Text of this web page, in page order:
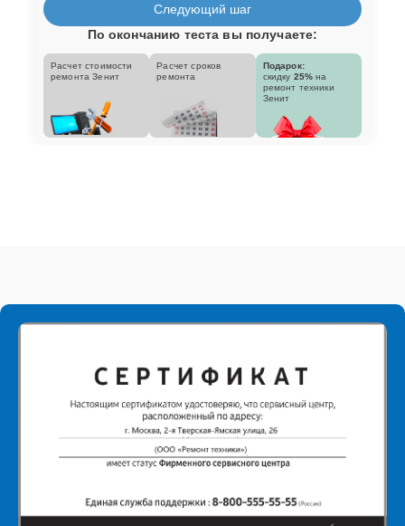
Следующий шаг
По окончанию теста вы получаете:
Расчет стоимости
ремонта Зенит
Расчет сроков
ремонта
Подарок:
скидку 25% на
ремонт техники
Зенит